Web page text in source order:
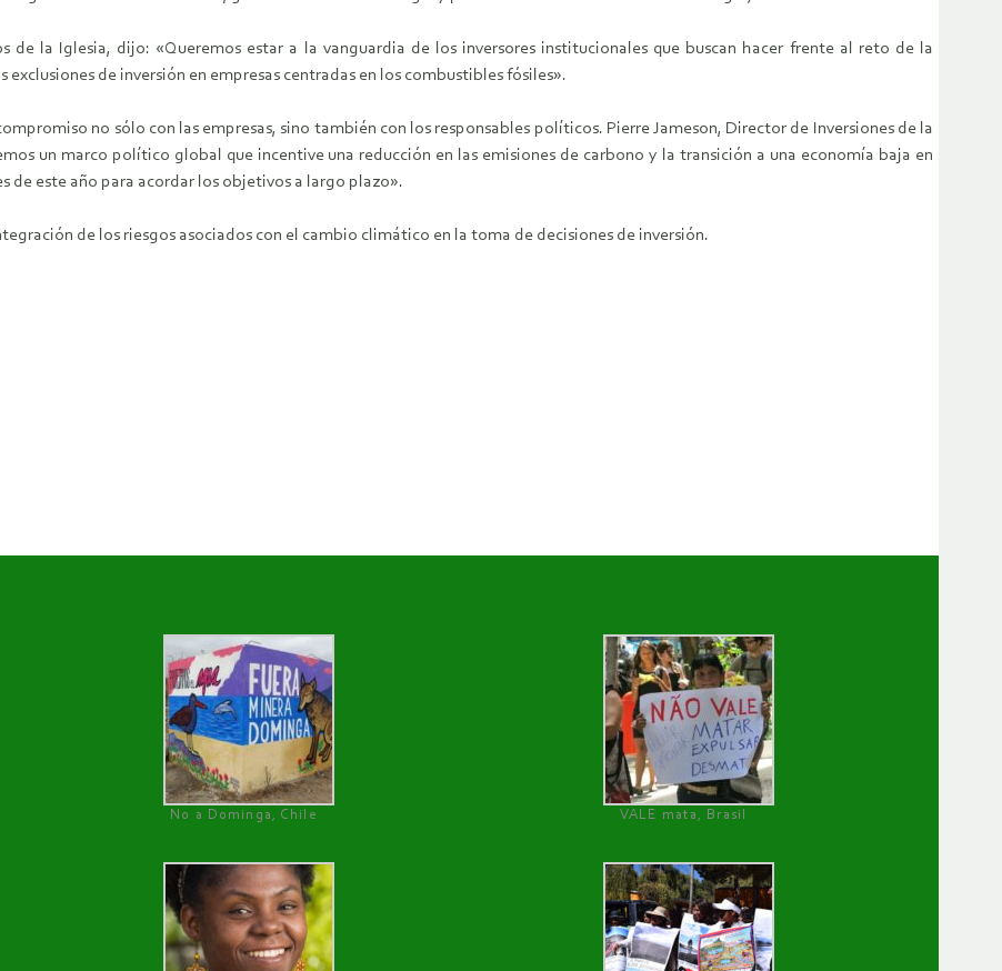
de la Iglesia, dijo: «Queremos estar a la vanguardia de los inversores institucionales que buscan hacer frente al reto de la
de inversión en empresas centradas en los combustibles fósiles».
no sólo con las empresas, sino también con los responsables políticos. Pierre Jameson, Director de Inversiones de la
un marco político global que incentive una reducción en las emisiones de carbono y la transición a una economía baja en
de este año para acordar los objetivos a largo plazo».
de los riesgos asociados con el cambio climático en la toma de decisiones de inversión.
No a Dominga, Chile
VALE mata, Brasil